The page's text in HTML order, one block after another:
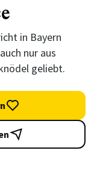
in Bayern
nur aus
geliebt.